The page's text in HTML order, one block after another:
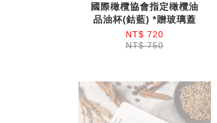
國際橄欖協會指定橄欖油
品油杯(鈷藍) *贈玻璃蓋
NT$ 720
NT$ 750